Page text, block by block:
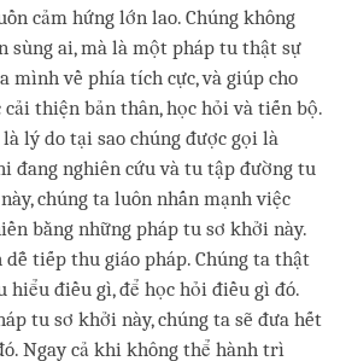
cảm hứng lớn lao. Chúng không
sùng ai, mà là một pháp tu thật sự
mình về phía tích cực, và giúp cho
thiện bản thân, học hỏi và tiến bộ.
lý do tại sao chúng được gọi là
đang nghiên cứu và tu tập đường tu
chúng ta luôn nhấn mạnh việc
bằng những pháp tu sơ khởi này.
dễ tiếp thu giáo pháp. Chúng ta thật
hiểu điều gì, để học hỏi điều gì đó.
tu sơ khởi này, chúng ta sẽ đưa hết
Ngay cả khi không thể hành trì